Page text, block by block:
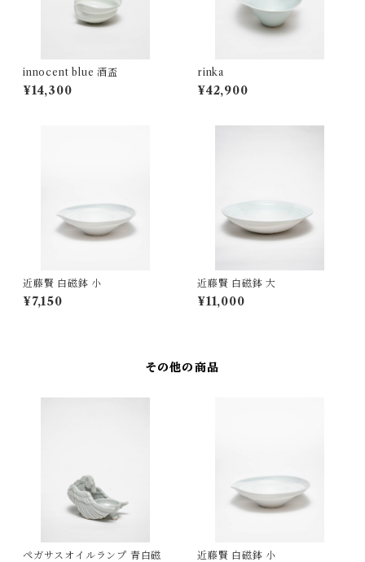
innocent blue 酒盃
¥14,300
rinka
¥42,900
近藤賢 白磁鉢 小
¥7,150
近藤賢 白磁鉢 大
¥11,000
その他の商品
ペガサスオイルランプ 青白磁 近藤賢 白磁鉢 小